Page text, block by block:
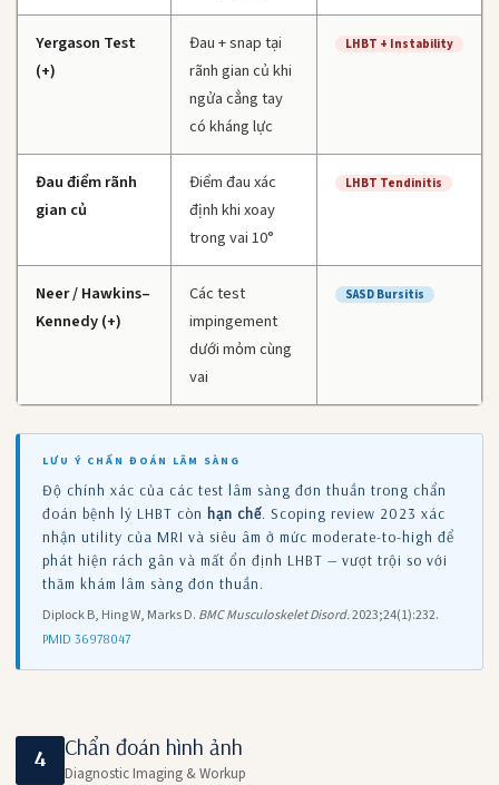
Yergason Test
(+)
Đau + snap tại
rãnh gian củ khi
ngửa cẳng tay
có kháng lực
LHBT + Instability
Đau điểm rãnh
gian củ
Điểm đau xác
định khi xoay
trong vai 10°
LHBT Tendinitis
Neer / Hawkins–
Kennedy (+)
Các test
impingement
dưới mỏm cùng
vai
SASD Bursitis
LƯU Ý CHẨN ĐOÁN LÂM SÀNG
Độ chính xác của các test lâm sàng đơn thuần trong chẩn
đoán bệnh lý LHBT còn hạn chế. Scoping review 2023 xác
nhận utility của MRI và siêu âm ở mức moderate-to-high để
phát hiện rách gân và mất ổn định LHBT — vượt trội so với
thăm khám lâm sàng đơn thuần.
Diplock B, Hing W, Marks D. BMC Musculoskelet Disord.2023;24(1):232.
PMID 36978047
4 Chẩn đoán hình ảnh
Diagnostic Imaging & Workup